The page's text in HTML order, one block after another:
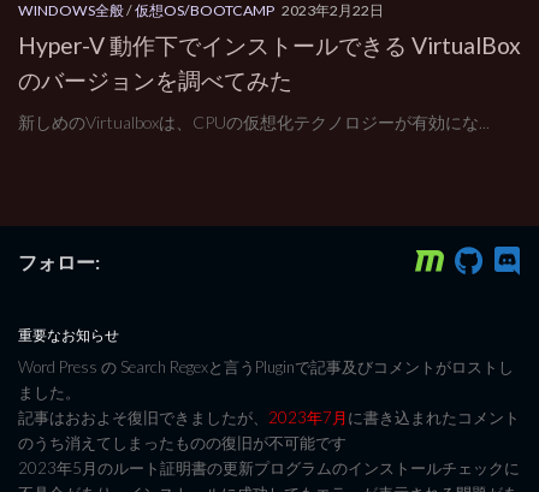
WINDOWS全般/仮想OS/BOOTCAMP 2023年2月22日
Hyper-V 動作下でインストールできる VirtualBox
のバージョンを調べてみた
新しめのVirtualboxは、CPUの仮想化テクノロジーが有効にな...
フォロー:
重要なお知らせ
Word Press の Search Regexと言うPluginで記事及びコメントがロストし
ました。
記事はおおよそ復旧できましたが、 2023年7月に書き込まれたコメント
のうち消えてしまったものの復旧が不可能です
2023年5月のルート証明書の更新プログラムのインストールチェックに